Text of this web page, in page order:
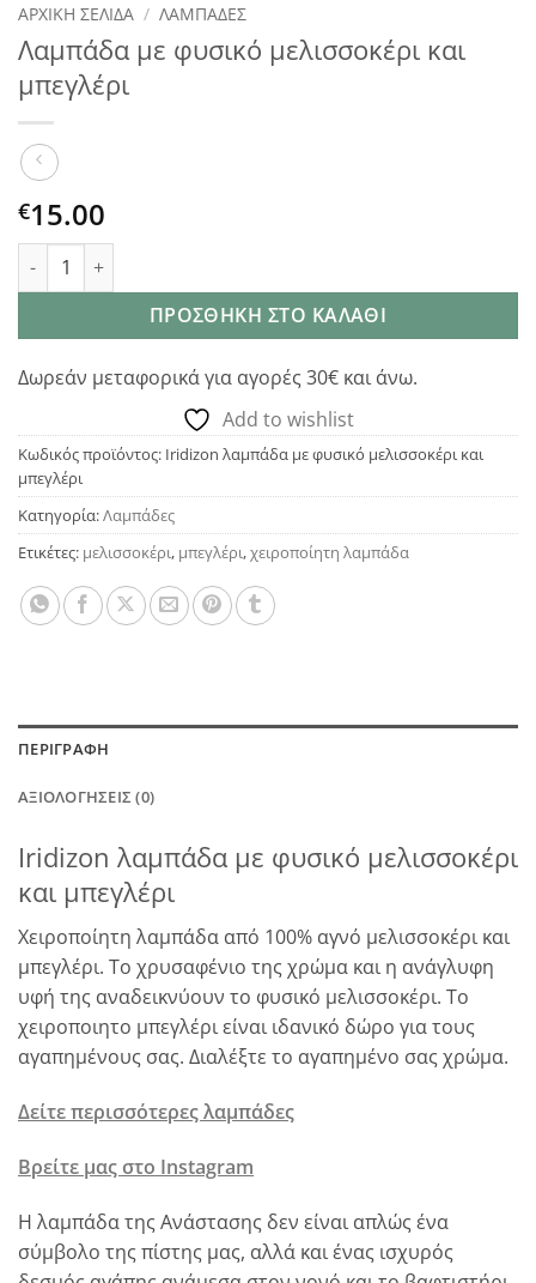
ΑΡΧΙΚΉ ΣΕΛΊΔΑ / ΛΑΜΠΆΔΕΣ
Λαμπάδα με φυσικό μελισσοκέρι και
μπεγλέρι
€15.00
Λαμπάδα με φυσικό μελισσοκέρι και μπεγλέρι ποσότητα
ΠΡΟΣΘΉΚΗ ΣΤΟ ΚΑΛΆΘΙ
Δωρεάν μεταφορικά για αγορές 30€ και άνω.
Add to wishlist
Κωδικός προϊόντος: Iridizon λαμπάδα με φυσικό μελισσοκέρι και
μπεγλέρι
Κατηγορία:Λαμπάδες
Ετικέτες: μελισσοκέρι, μπεγλέρι,χειροποίητη λαμπάδα
ΠΕΡΙΓΡΑΦΉ
ΑΞΙΟΛΟΓΉΣΕΙΣ (0)
Iridizon λαμπάδα με φυσικό μελισσοκέρι
και μπεγλέρι
Χειροποίητη λαμπάδα από 100% αγνό μελισσοκέρι και
μπεγλέρι. Το χρυσαφένιο της χρώμα και η ανάγλυφη
υφή της αναδεικνύουν το φυσικό μελισσοκέρι. Το
χειροποιητο μπεγλέρι είναι ιδανικό δώρο για τους
αγαπημένους σας. Διαλέξτε το αγαπημένο σας χρώμα.
Δείτε περισσότερες λαμπάδες
Βρείτε μας στο Instagram
Η λαμπάδα της Ανάστασης δεν είναι απλώς ένα
σύμβολο της πίστης μας, αλλά και ένας ισχυρός